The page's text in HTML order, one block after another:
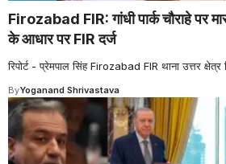
Firozabad FIR: गांधी पार्क चौराहे पर
के आधार पर FIR दर्ज
रिपोर्ट - प्रेमपाल सिंह Firozabad FIR थाना उत्तर क्षेत्र
ByYoganand Shrivastava